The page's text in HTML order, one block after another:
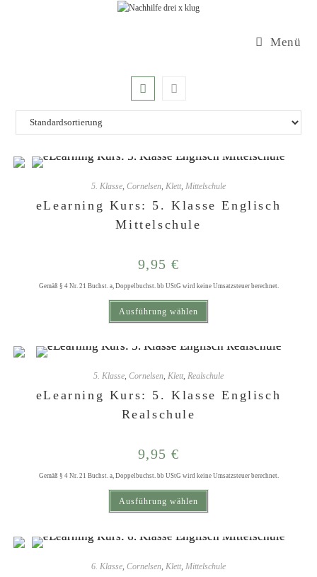
Menü
5. Klasse Cornelsen Klett, Mittelschule
eLearning Kurs: 5. Klasse Englisch
Mittelschule
9,95 €
Gemäß § 4 Nr. 21 Buchst. a, Doppelbuchst. bb UStG wird keine Umsatzsteuer berechnet.
Ausführung wählen
Dieses Produkt weist mehrere Varianten auf. Die Optionen können auf der Produktseite gewählt werden
5. Klasse, Cornelsen, Klett, Realschule
eLearning Kurs: 5. Klasse Englisch
Realschule
9,95 €
Gemäß § 4 Nr. 21 Buchst. a, Doppelbuchst. bb UStG wird keine Umsatzsteuer berechnet.
Ausführung wählen
Dieses Produkt weist mehrere Varianten auf. Die Optionen können auf der Produktseite gewählt werden
6. Klasse Cornelsen Klett, Mittelschule